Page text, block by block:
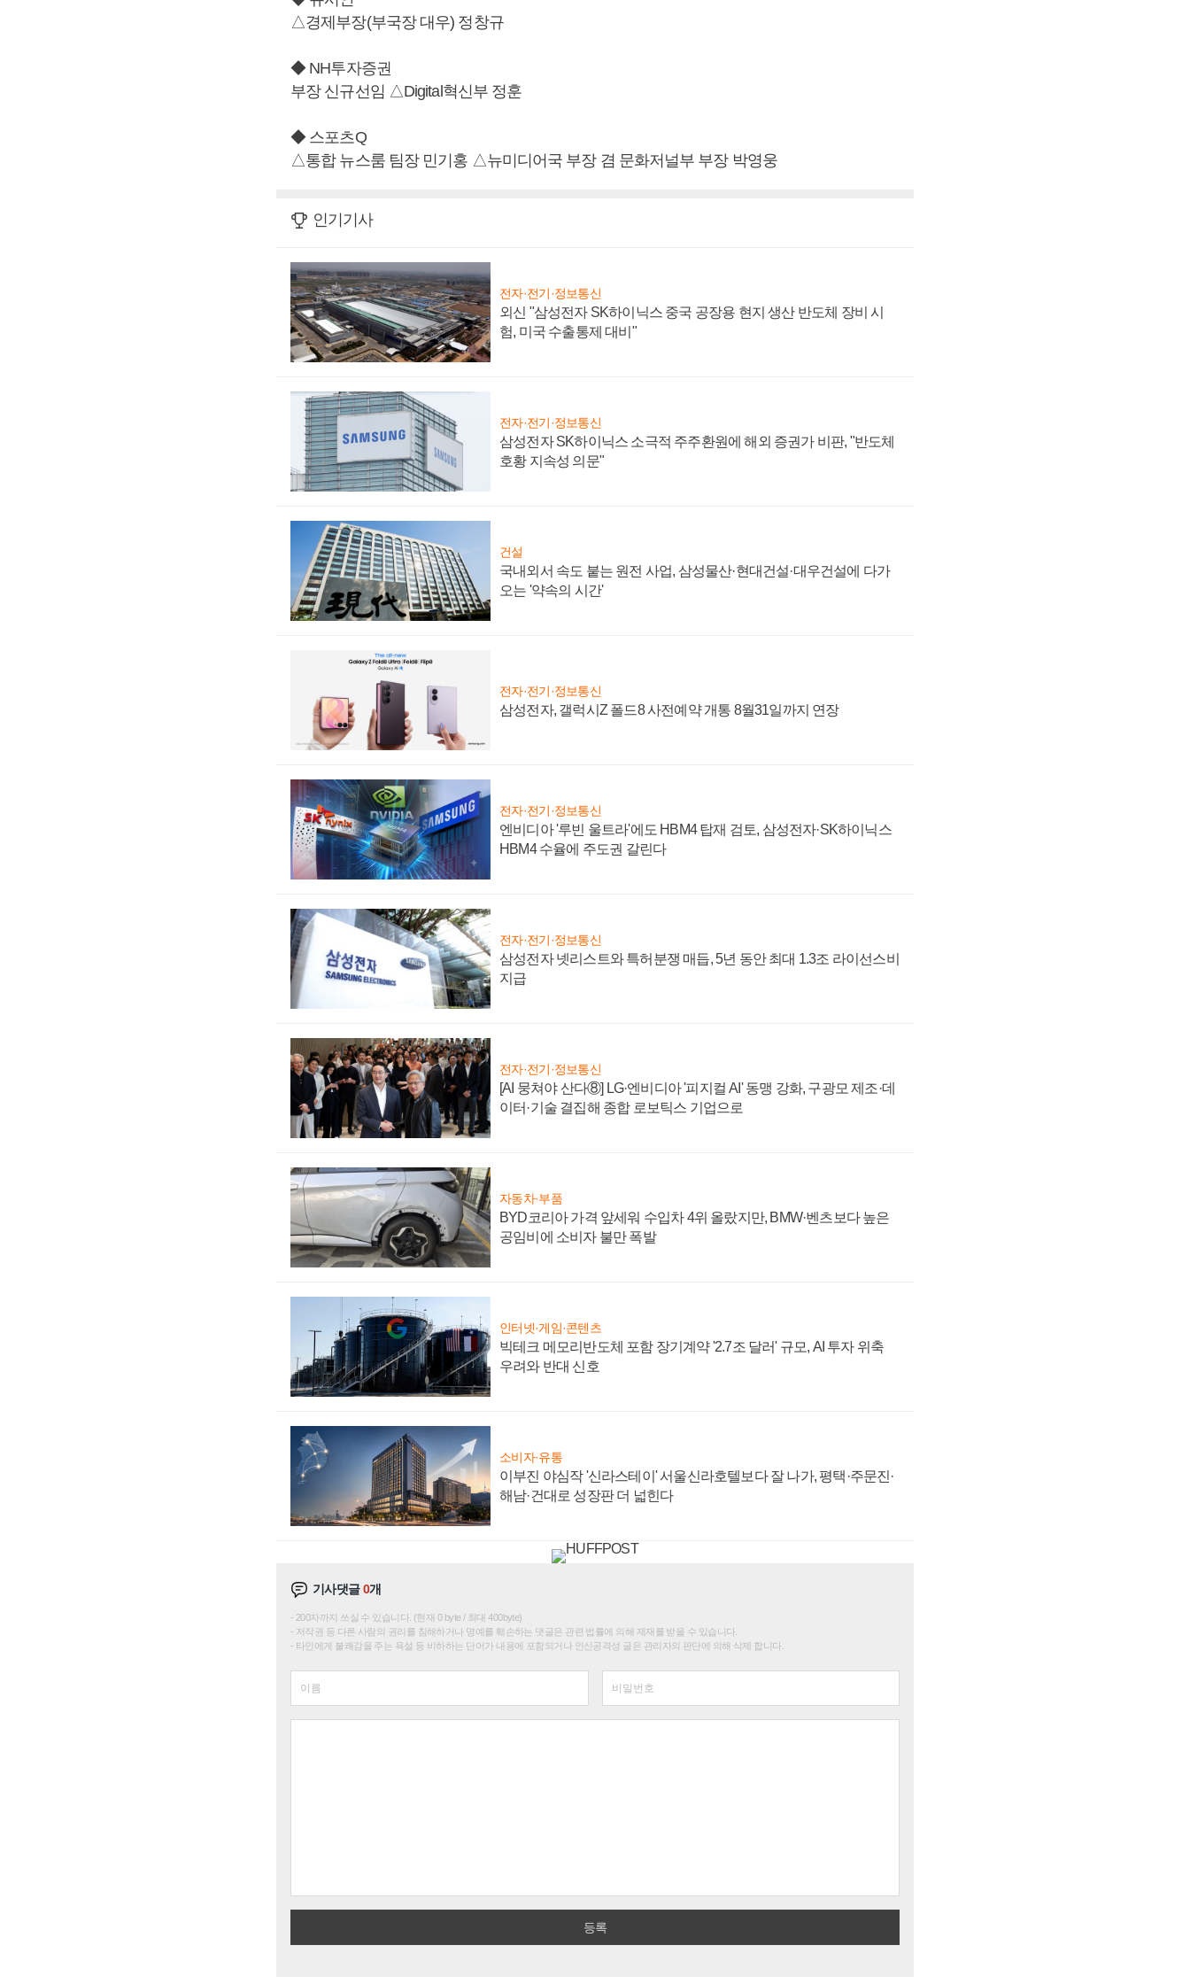
△경제부장(부국장 대우) 정창규
◆ NH투자증권
부장 신규선임 △Digital혁신부 정훈
◆ 스포츠Q
△통합 뉴스룸 팀장 민기홍 △뉴미디어국 부장 겸 문화저널부 부장 박영웅
인기기사
전자·전기·정보통신
외신 "삼성전자 SK하이닉스 중국 공장용 현지 생산 반도체 장비 시
험, 미국 수출통제 대비"
전자·전기·정보통신
삼성전자 SK하이닉스 소극적 주주환원에 해외 증권가 비판, "반도체
호황 지속성 의문"
건설
국내외서 속도 붙는 원전 사업, 삼성물산·현대건설·대우건설에 다가
오는 '약속의 시간'
전자·전기·정보통신
삼성전자, 갤럭시Z 폴드8 사전예약 개통 8월31일까지 연장
전자·전기·정보통신
엔비디아 '루빈 울트라'에도 HBM4 탑재 검토, 삼성전자·SK하이닉스
HBM4 수율에 주도권 갈린다
전자·전기·정보통신
삼성전자 넷리스트와 특허분쟁 매듭, 5년 동안 최대 1.3조 라이선스비
지급
전자·전기·정보통신
[AI 뭉쳐야 산다⑧] LG·엔비디아 '피지컬 AI' 동맹 강화, 구광모 제조·데
이터·기술 결집해 종합 로보틱스 기업으로
자동차·부품
BYD코리아 가격 앞세워 수입차 4위 올랐지만, BMW·벤츠보다 높은
공임비에 소비자 불만 폭발
인터넷·게임·콘텐츠
빅테크 메모리반도체 포함 장기계약 '2.7조 달러' 규모, AI 투자 위축
우려와 반대 신호
소비자·유통
이부진 야심작 '신라스테이' 서울신라호텔보다 잘 나가, 평택·주문진·
해남·건대로 성장판 더 넓힌다
기사댓글0개
200자까지 쓰실 수 있습니다. (현재 0 byte / 최대 400byte)
저작권 등 다른 사람의 권리를 침해하거나 명예를 훼손하는 댓글은 관련 법률에 의해 제재를 받을 수 있습니다.
타인에게 불쾌감을 주는 욕설 등 비하하는 단어가 내용에 포함되거나 인신공격성 글은 관리자의 판단에 의해 삭제 합니다.